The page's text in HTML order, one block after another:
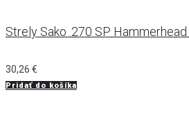
Strely Sako .270 SP
30,26 €
Pridať do košíka